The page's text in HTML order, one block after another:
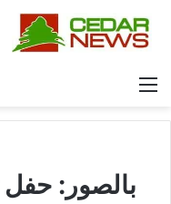
القائمة
بالصور: حفل